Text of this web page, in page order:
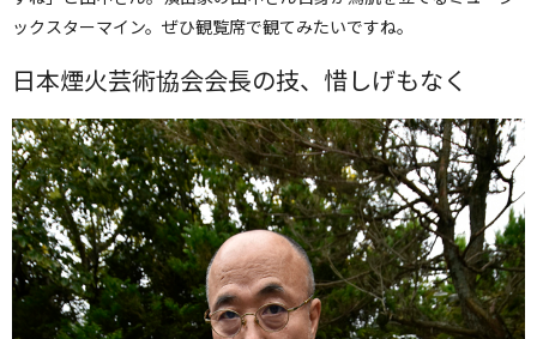
ックスターマイン。ぜひ観覧席で観てみたいですね。
日本煙火芸術協会会長の技、惜しげもなく